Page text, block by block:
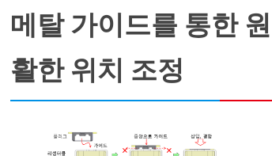
메탈 가이드를 통한 원
활한 위치 조정